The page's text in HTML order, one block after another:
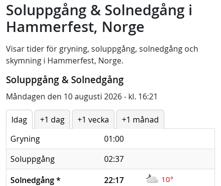
Soluppgång & Solnedgång i
Hammerfest, Norge
Visar tider för gryning, soluppgång, solnedgång och
skymning i Hammerfest, Norge.
Soluppgång & Solnedgång
Måndagen den 10 augusti 2026 - kl. 16:21
Idag +1 dag +1 vecka
+1 månad
Gryning
01:00
Soluppgång
02:37
Solnedgång* 22:17 10°